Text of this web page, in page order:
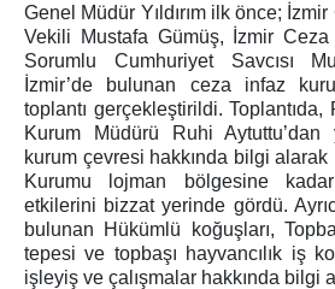
İşyurdu Birimler
İşyurdu Birimi
İşyurdu İş Kolları
Ağaç İşleme
Arıcılık
Biyogaz
Büyük/Küçükbaş Hayvancılık
Döşeme Atölyesi
Genel Müdür Yıldırım ilk önce;
Vekili Mustafa Gümüş, İzmir Ceza
Sorumlu Cumhuriyet Savcısı
İzmir’de bulunan ceza infaz
toplantı gerçekleştirildi. Toplantıda,
Kurum Müdürü Ruhi Aytuttu’dan
kurum çevresi hakkında bilgi alarak
Kurumu lojman bölgesine
etkilerini bizzat yerinde gördü.
bulunan Hükümlü koğuşları,
tepesi ve topbaşı hayvancılık iş
işleyiş ve çalışmalar hakkında bilgi